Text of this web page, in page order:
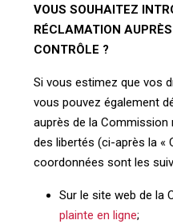
VOUS SOUHAITEZ
RÉCLAMATION
CONTRÔLE ?
Si vous estimez que vos
vous pouvez également
auprès de la Commission
des libertés (ci-après la «
coordonnées sont les
Sur le site web de la
plainte en ligne;